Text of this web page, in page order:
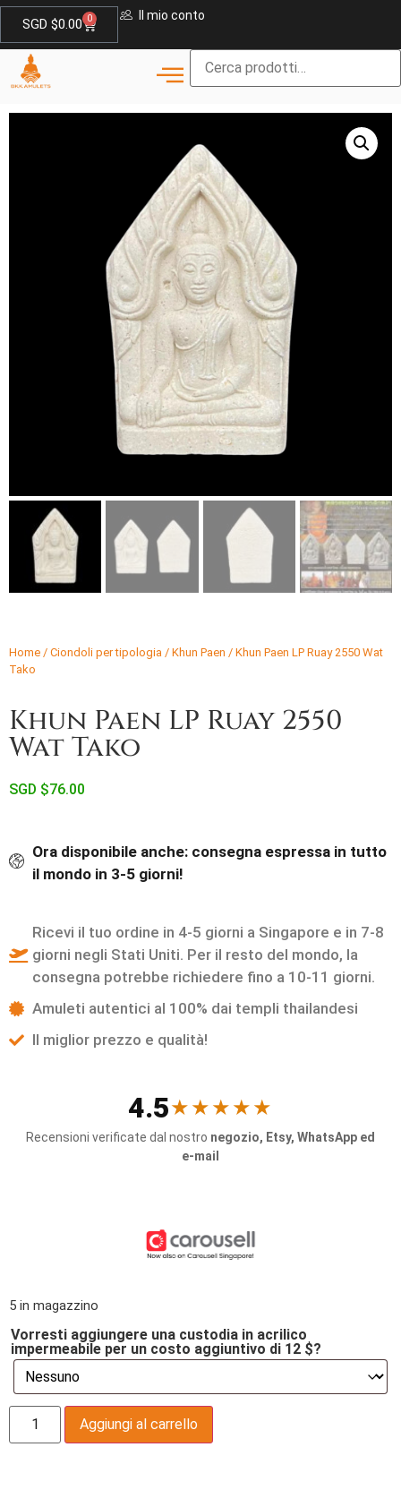
SGD $0.00 0 Il mio conto
Home / Ciondoli per tipologia / Khun Paen / Khun Paen LP Ruay 2550 Wat
Tako
Khun Paen LP Ruay 2550
Wat Tako
SGD $76.00
Ora disponibile anche: consegna espressa in tutto
il mondo in 3-5 giorni!
Ricevi il tuo ordine in 4-5 giorni a Singapore e in 7-8
giorni negli Stati Uniti. Per il resto del mondo, la
consegna potrebbe richiedere fino a 10-11 giorni.
Amuleti autentici al 100% dai templi thailandesi
Il miglior prezzo e qualità!
4.5★★★★★
Recensioni verificate dal nostro negozio, Etsy, WhatsApp ed
e-mail
5 in magazzino
Vorresti aggiungere una custodia in acrilico
impermeabile per un costo aggiuntivo di 12 $?
Aggiungi al carrello